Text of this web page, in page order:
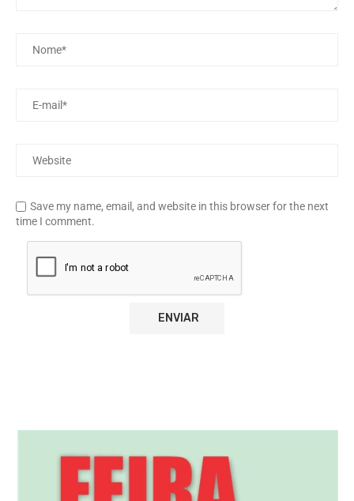
Save my name, email, and website in this browser for the next
time I comment.